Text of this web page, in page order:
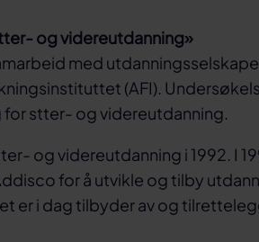
og videreutdanning»
med
(AFI).
for stter- og videreutdanning.
og videreutdanning i 1992. I
for å utvikle og tilby
er i dag tilbyder av og